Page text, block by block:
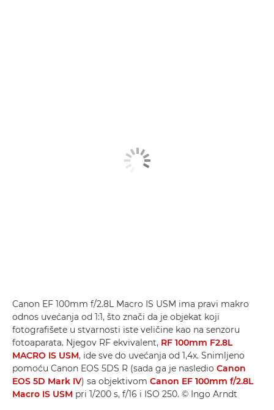
Canon EF 100mm f/2.8L Macro IS USM ima pravi makro
odnos uvećanja od 1:1, što znači da je objekat koji
fotografišete u stvarnosti iste veličine kao na senzoru
fotoaparata. Njegov RF ekvivalent, RF 100mm F2.8L
MACRO IS USM, ide sve do uvećanja od 1,4x. Snimljeno
pomoću Canon EOS 5DS R (sada ga je nasledio Canon
EOS 5D Mark IV) sa objektivom Canon EF 100mm f/2.8L
Macro IS USM pri 1/200 s, f/16 i ISO 250. © Ingo Arndt